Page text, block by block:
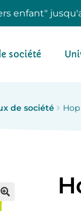
enfant"
société
de société